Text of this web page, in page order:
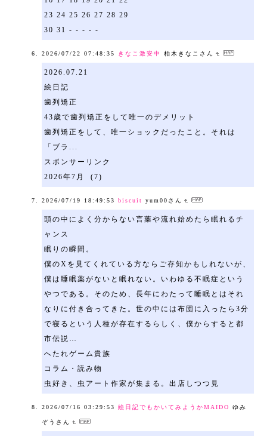
23 24 25 26 27 28 29
30 31 - - - - -
2026/07/22 07:48:35 きなこ激安中 柏木きなこさん
2026.07.21
絵日記
歯列矯正
43歳で歯列矯正をして唯一のデメリット
歯列矯正をして、唯一ショックだったこと。それは
「ブラ...
スポンサーリンク
2026年7月 (7)
2026/07/19 18:49:53 biscuit yum00さん
頭の中によく分からない言葉や流れ始めたら眠れるチ
ャンス
眠りの瞬間。
僕のXを見てくれている方ならご存知かもしれないが、
僕は睡眠薬がないと眠れない。いわゆる不眠症という
やつである。そのため、長年にわたって睡眠とはそれ
なりに付き合ってきた。世の中には布団に入ったら3分
で寝るという人種が存在するらしく、僕からすると都
市伝説…
へたれゲーム貴族
コラム・読み物
虫好き、虫アート作家が集まる。出店しつつ見
2026/07/16 03:29:53 絵日記でもかいてみようかMAIDO ゆみ
ぞうさん